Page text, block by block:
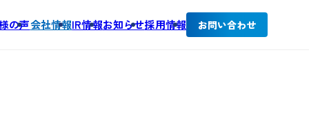
の声会社情報IR情報お知らせ採用情報 お問い合わせ